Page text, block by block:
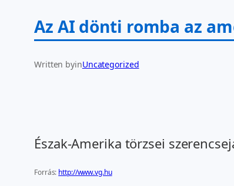
Az AI dönti romba az
Written byinUncategorized
Észak-Amerika törzsei
Forrás: http://www.vg.hu